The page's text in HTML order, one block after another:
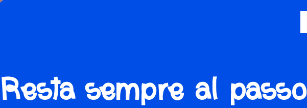
Resta sempre al passo